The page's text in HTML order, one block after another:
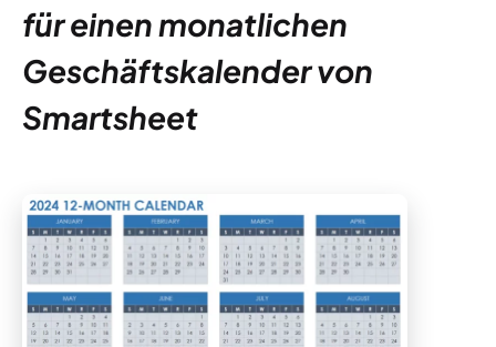
für einen monatlichen
Geschäftskalender von
Smartsheet